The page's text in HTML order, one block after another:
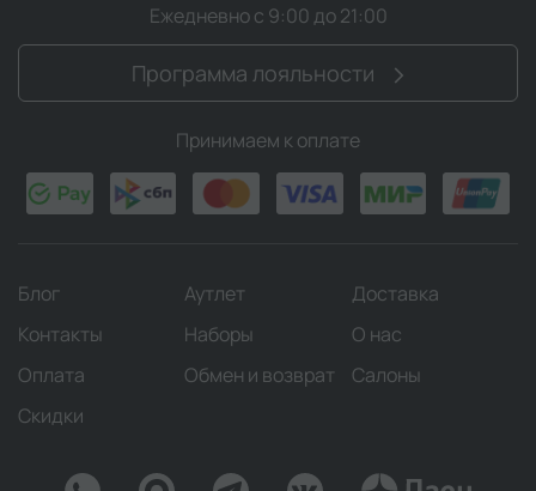
Ежедневно с 9:00 до 21:00
Программа лояльности
Принимаем к оплате
Блог Аутлет
Доставка
Контакты
Наборы
О нас
Оплата
Обмен и возврат
Салоны
Скидки